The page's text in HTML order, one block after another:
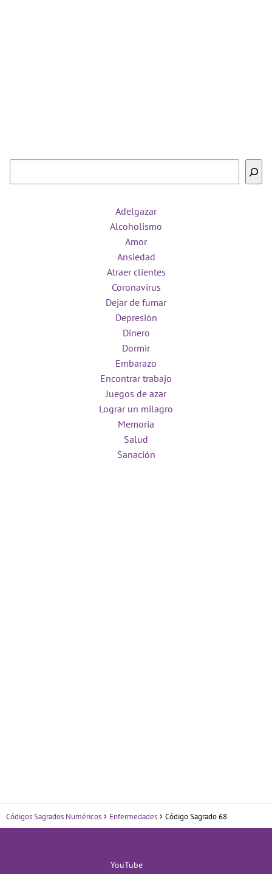
Adelgazar
Alcoholismo
Amor
Ansiedad
Atraer clientes
Coronavirus
Dejar de fumar
Depresión
Dinero
Dormir
Embarazo
Encontrar trabajo
Juegos de azar
Lograr un milagro
Memoria
Salud
Sanación
Códigos Sagrados Numéricos Enfermedades Código Sagrado 68
YouTube